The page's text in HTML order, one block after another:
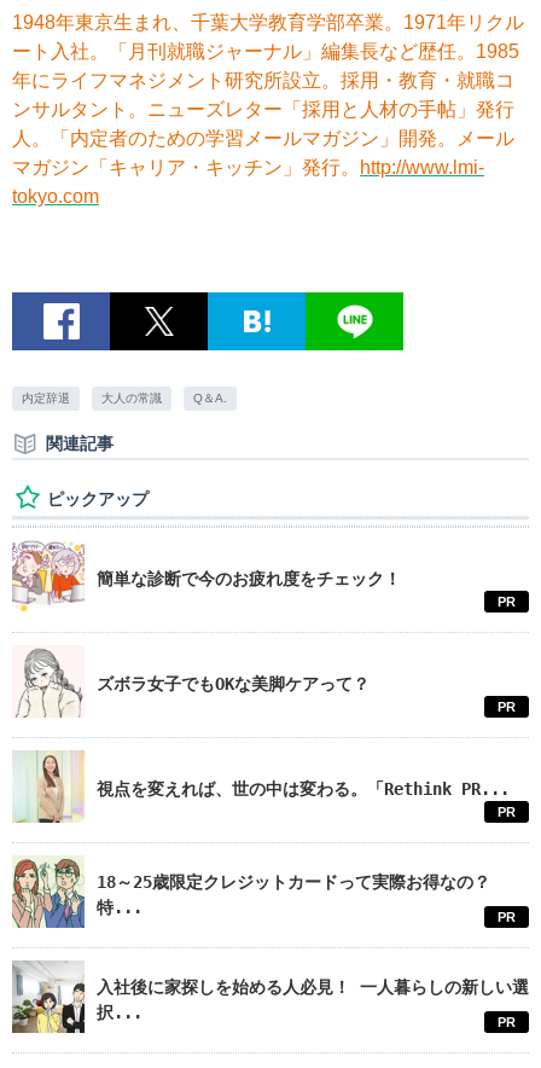
1948年東京生まれ、千葉大学教育学部卒業。1971年リクル
ート入社。「月刊就職ジャーナル」編集長など歴任。1985
年にライフマネジメント研究所設立。採用・教育・就職コ
ンサルタント。ニューズレター「採用と人材の手帖」発行
人。「内定者のための学習メールマガジン」開発。メール
マガジン「キャリア・キッチン」発行。
http://www.lmi-
tokyo.com
内定辞退 大人の常識 Q＆A.
関連記事
ピックアップ
簡単な診断で今のお疲れ度をチェック！
PR
ズボラ女子でもOKな美脚ケアって？
PR
視点を変えれば、世の中は変わる。「Rethink PR...
PR
18～25歳限定クレジットカードって実際お得なの？
特...
PR
入社後に家探しを始める人必見！ 一人暮らしの新しい選
択...
PR